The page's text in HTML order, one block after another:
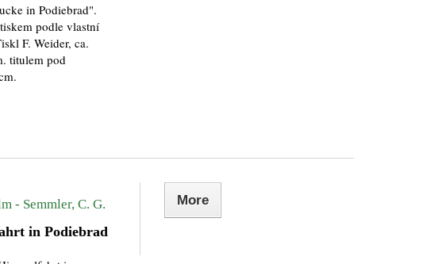
in Podiebrad".
podle vlastní
F. Weider, ca.
titulem pod
- Semmler, C. G.
in Podiebrad
More